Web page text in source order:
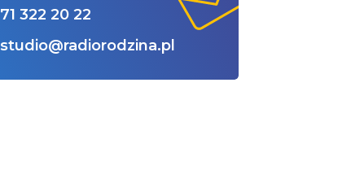
71 322 20 22
studio@radiorodzina.pl